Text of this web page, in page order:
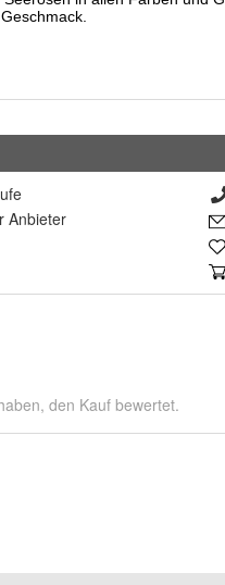
Anbieter
den Kauf bewertet.